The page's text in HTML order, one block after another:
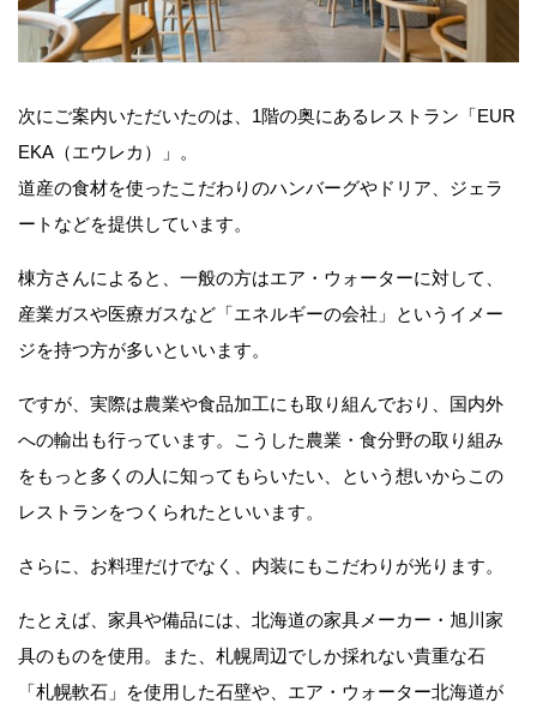
次にご案内いただいたのは、1階の奥にあるレストラン「EUR
EKA（エウレカ）」。
道産の食材を使ったこだわりのハンバーグやドリア、ジェラ
ートなどを提供しています。
棟方さんによると、一般の方はエア・ウォーターに対して、
産業ガスや医療ガスなど「エネルギーの会社」というイメー
ジを持つ方が多いといいます。
ですが、実際は農業や食品加工にも取り組んでおり、国内外
への輸出も行っています。こうした農業・食分野の取り組み
をもっと多くの人に知ってもらいたい、という想いからこの
レストランをつくられたといいます。
さらに、お料理だけでなく、内装にもこだわりが光ります。
たとえば、家具や備品には、北海道の家具メーカー・旭川家
具のものを使用。また、札幌周辺でしか採れない貴重な石
「札幌軟石」を使用した石壁や、エア・ウォーター北海道が